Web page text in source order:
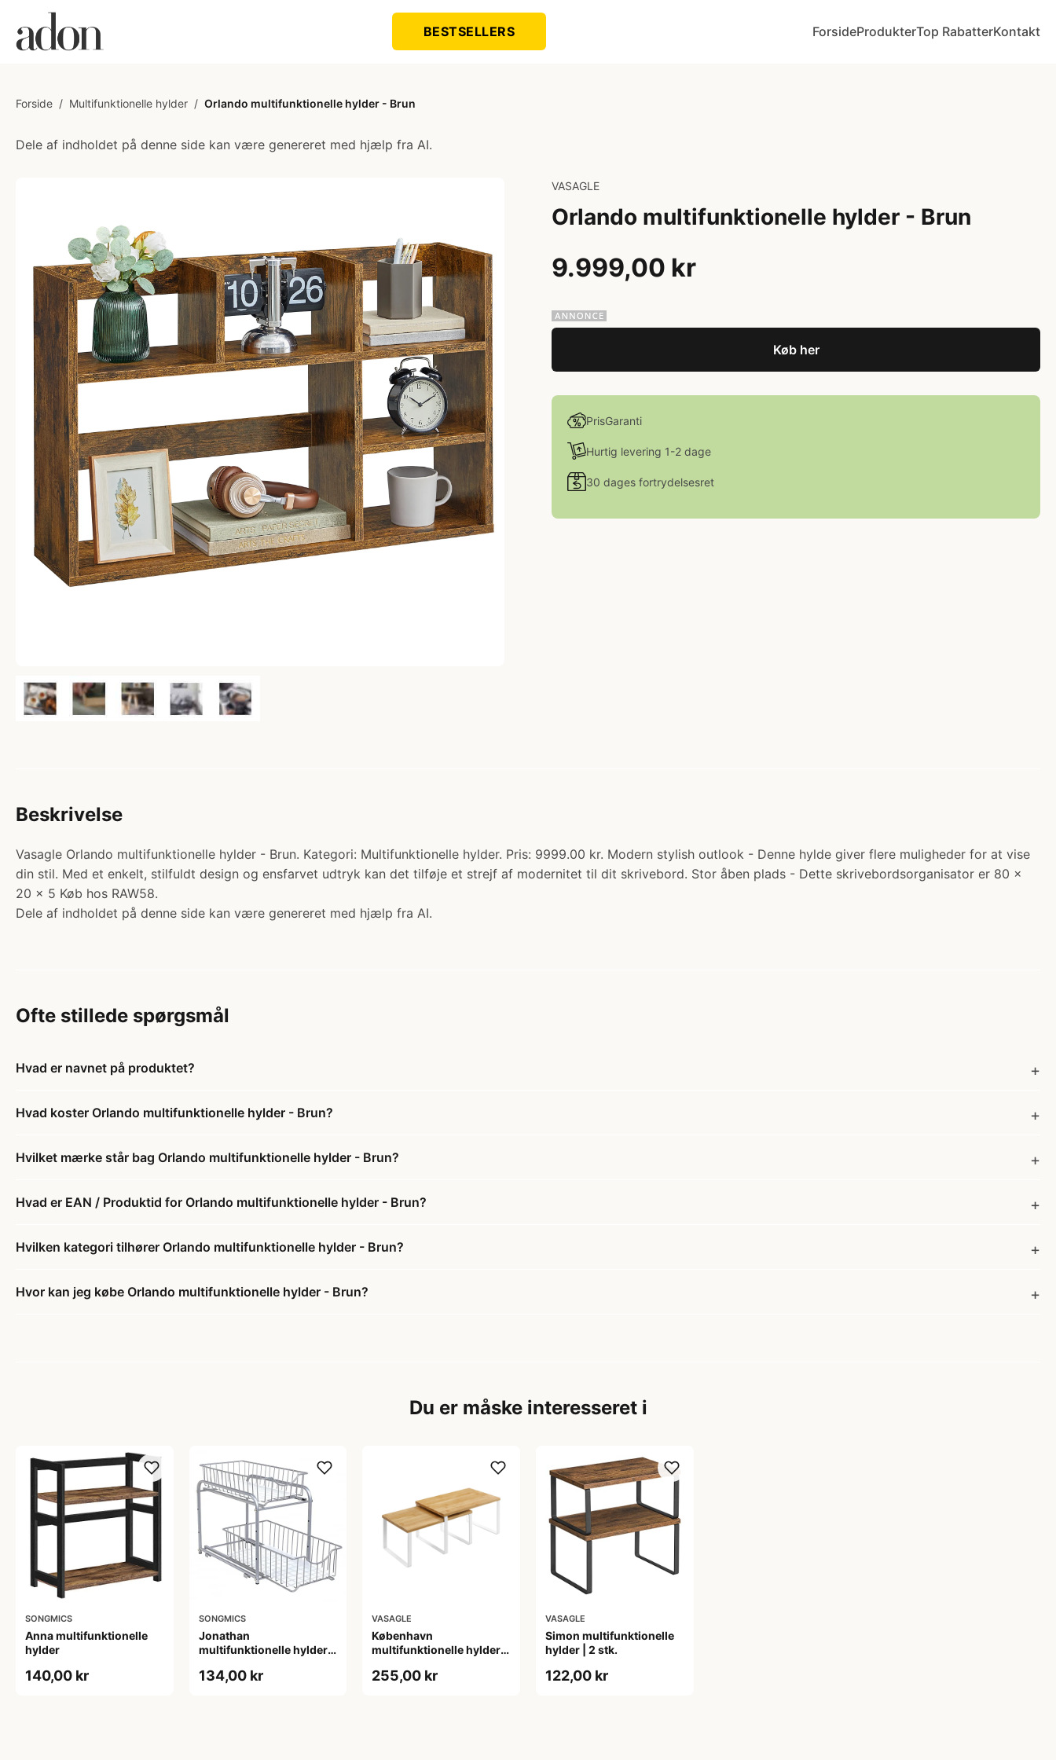
BESTSELLERS ForsideProdukterTop RabatterKontakt
Forside / Multifunktionelle hylder / Orlando multifunktionelle hylder - Brun
Dele af indholdet på denne side kan være genereret med hjælp fra AI.
VASAGLE
Orlando multifunktionelle hylder - Brun
9.999,00 kr
Køb her
PrisGaranti
Hurtig levering 1-2 dage
30 dages fortrydelsesret
Beskrivelse
Vasagle Orlando multifunktionelle hylder - Brun. Kategori: Multifunktionelle hylder. Pris: 9999.00 kr. Modern stylish outlook - Denne hylde giver flere muligheder for at vise
din stil. Med et enkelt, stilfuldt design og ensfarvet udtryk kan det tilføje et strejf af modernitet til dit skrivebord. Stor åben plads - Dette skrivebordsorganisator er 80 x
20 x 5 Køb hos RAW58.
Dele af indholdet på denne side kan være genereret med hjælp fra AI.
Ofte stillede spørgsmål
Hvad er navnet på produktet?
Hvad koster Orlando multifunktionelle hylder - Brun?
Hvilket mærke står bag Orlando multifunktionelle hylder - Brun?
Hvad er EAN / Produktid for Orlando multifunktionelle hylder - Brun?
Hvilken kategori tilhører Orlando multifunktionelle hylder - Brun?
Hvor kan jeg købe Orlando multifunktionelle hylder - Brun?
Du er måske interesseret i
SONGMICS
Anna multifunktionelle
hylder
140,00 kr
SONGMICS
Jonathan
multifunktionelle hylder -
134,00 kr
VASAGLE
København
multifunktionelle hylder |
255,00 kr
VASAGLE
Simon multifunktionelle
hylder | 2 stk.
122,00 kr